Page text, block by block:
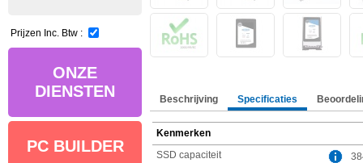
Prijzen Inc. Btw :
ONZE
DIENSTEN
PC BUILDER
Beschrijving Specificaties
Kenmerken
SSD capaciteit